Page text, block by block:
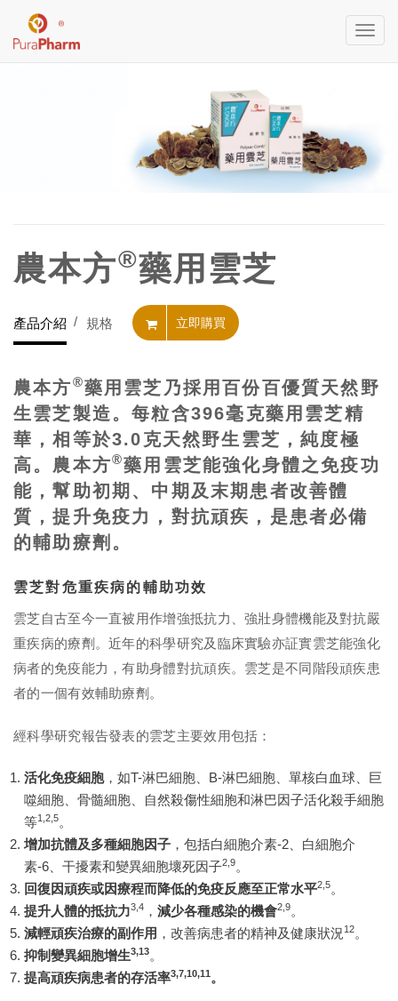
農本方®藥用雲芝
產品介紹 規格 立即購買
農本方®藥用雲芝乃採用百份百優質天然野
生雲芝製造。每粒含396毫克藥用雲芝精
華，相等於3.0克天然野生雲芝，純度極
高。農本方®藥用雲芝能強化身體之免疫功
能，幫助初期、中期及末期患者改善體
質，提升免疫力，對抗頑疾，是患者必備
的輔助療劑。
雲芝對危重疾病的輔助功效
雲芝自古至今一直被用作增強抵抗力、強壯身體機能及對抗嚴
重疾病的療劑。近年的科學研究及臨床實驗亦証實雲芝能強化
病者的免疫能力，有助身體對抗頑疾。雲芝是不同階段頑疾患
者的一個有效輔助療劑。
經科學研究報告發表的雲芝主要效用包括：
活化免疫細胞，如T-淋巴細胞、B-淋巴細胞、單核白血球、巨
噬細胞、骨髓細胞、自然殺傷性細胞和淋巴因子活化殺手細胞
等1,2,5。
增加抗體及多種細胞因子 ，包括白細胞介素-2、白細胞介
素-6、干擾素和變異細胞壞死因子2,9。
回復因頑疾或因療程而降低的免疫反應至正常水平2,5。
提升人體的抵抗力3,4 ， 減少各種感染的機會2,9。
減輕頑疾治療的副作用 ，改善病患者的精神及健康狀況 12。
抑制變異細胞增生3,13。
提高頑疾病患者的存活率3,7,10,11 。